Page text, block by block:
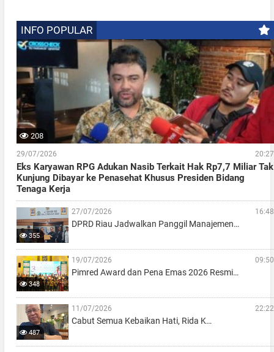
INFO POPULAR
208
29/07/2026 20:27
Eks Karyawan RPG Adukan Nasib Terkait Hak Rp7,7 Miliar Tak
Kunjung Dibayar ke Penasehat Khusus Presiden Bidang
Tenaga Kerja
355
27/07/2026 16:48
DPRD Riau Jadwalkan Panggil Manajemen…
348
19/07/2026 09:50
Pimred Award dan Pena Emas 2026 Resmi…
487
11/07/2026 22:22
Cabut Semua Kebaikan Hati, Rida K…